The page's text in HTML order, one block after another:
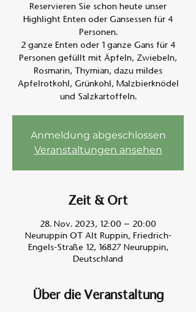
Reservieren Sie schon heute unser
Highlight Enten oder Gansessen für 4
Personen.
2 ganze Enten oder 1 ganze Gans für 4
Personen gefüllt mit Äpfeln, Zwiebeln,
Rosmarin, Thymian, dazu mildes
Apfelrotkohl, Grünkohl, Malzbierknödel
und Salzkartoffeln.
Anmeldung abgeschlossen
Veranstaltungen ansehen
Zeit & Ort
28. Nov. 2023, 12:00 – 20:00
Neuruppin OT Alt Ruppin, Friedrich-
Engels-Straße 12, 16827 Neuruppin,
Deutschland
Über die Veranstaltung